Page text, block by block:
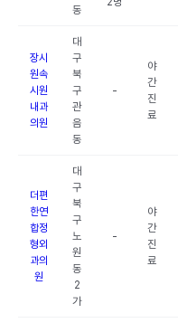
동
장시
원속
시원
내과
의원
대
구
북
구
관
음
동
-
야
간
진
료
더편
한연
합정
형외
과의
원
대
구
북
구
노
원
동
2
가
-
야
간
진
료